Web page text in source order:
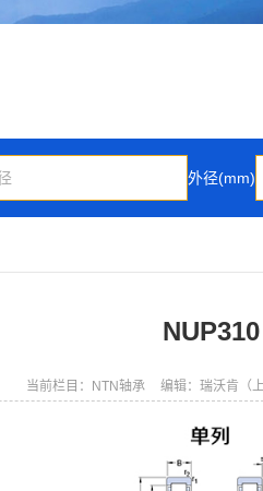
外径(mm)
NUP310
当前栏目：NTN轴承 编辑：瑞沃肯（